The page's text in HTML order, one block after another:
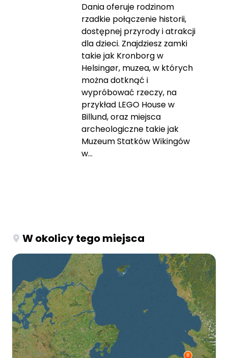
Dania oferuje rodzinom
rzadkie połączenie historii,
dostępnej przyrody i atrakcji
dla dzieci. Znajdziesz zamki
takie jak Kronborg w
Helsingør, muzea, w których
można dotknąć i
wypróbować rzeczy, na
przykład LEGO House w
Billund, oraz miejsca
archeologiczne takie jak
Muzeum Statków Wikingów
w...
W okolicy tego miejsca